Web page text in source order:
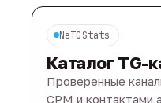
NeTGStats
Каталог TG-
Проверенные
CPM и контактами